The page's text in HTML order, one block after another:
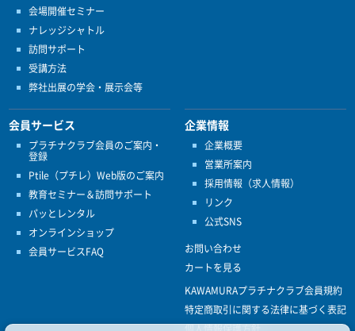
会場開催セミナー
ナレッジシャトル
訪問サポート
受講方法
弊社出展の学会・展示会等
会員サービス
プラチナクラブ会員のご案内・
登録
Ptile（プチレ）Web版のご案内
教育セミナー＆訪問サポート
パッとレンタル
オンラインショップ
会員サービスFAQ
企業情報
企業概要
営業所案内
採用情報（求人情報）
リンク
公式SNS
お問い合わせ
カートを見る
KAWAMURAプラチナクラブ会員規約
特定商取引に関する法律に基づく表記